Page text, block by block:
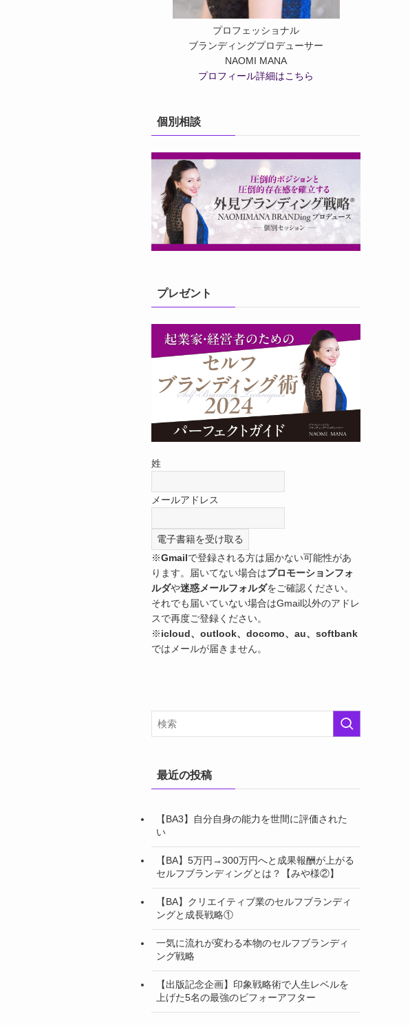
プロフェッショナル
ブランディングプロデューサー
NAOMI MANA
プロフィール詳細はこちら
個別相談
プレゼント
姓
メールアドレス
※Gmailで登録される方は届かない可能性があ
ります。届いてない場合はプロモーションフォ
ルダや迷惑メールフォルダをご確認ください。
それでも届いていない場合はGmail以外のアドレ
スで再度ご登録ください。
※icloud、outlook、docomo、au、softbank
ではメールが届きません。
最近の投稿
【BA3】自分自身の能力を世間に評価された
い
【BA】5万円→300万円へと成果報酬が上がる
セルフブランディングとは？【みや様②】
【BA】クリエイティブ業のセルフブランディ
ングと成長戦略①
一気に流れが変わる本物のセルフブランディ
ング戦略
【出版記念企画】印象戦略術で人生レベルを
上げた5名の最強のビフォーアフター